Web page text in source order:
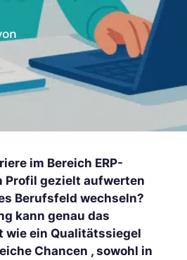
im Bereich ERP-
Profil gezielt aufwerten
Berufsfeld wechseln?
kann genau das
wie ein Qualitätssiegel
Chancen , sowohl in